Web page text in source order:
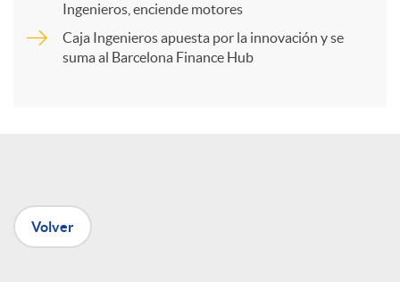
r
r
e
Ingenieros, enciende motores
Caja Ingenieros apuesta por la innovación y se
suma al Barcelona Finance Hub
Volver